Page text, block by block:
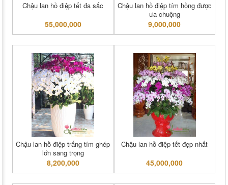
Chậu lan hồ điệp tết đa sắc
55,000,000
Chậu lan hồ điệp tím hồng được
ưa chuộng
9,000,000
Chậu lan hồ điệp trắng tím ghép
lớn sang trọng
8,200,000
Chậu lan hồ điệp tết đẹp nhất
45,000,000